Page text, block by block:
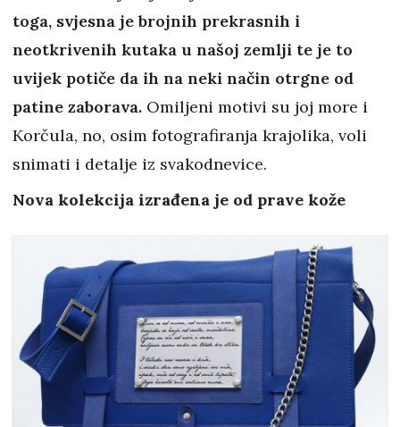
toga, svjesna je brojnih prekrasnih i
neotkrivenih kutaka u našoj zemlji te je to
uvijek potiče da ih na neki način otrgne od
patine zaborava. Omiljeni motivi su joj more i
Korčula, no, osim fotografiranja krajolika, voli
snimati i detalje iz svakodnevice.
Nova kolekcija izrađena je od prave kože